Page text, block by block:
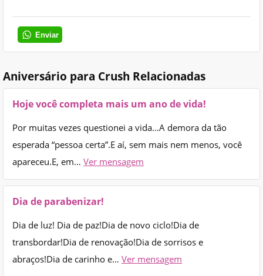
Enviar
Aniversário para Crush Relacionadas
Hoje você completa mais um ano de vida!
Por muitas vezes questionei a vida…A demora da tão
esperada “pessoa certa”.E aí, sem mais nem menos, você
apareceu.E, em… Ver mensagem
Dia de parabenizar!
Dia de luz! Dia de paz!Dia de novo ciclo!Dia de
transbordar!Dia de renovação!Dia de sorrisos e
abraços!Dia de carinho e… Ver mensagem